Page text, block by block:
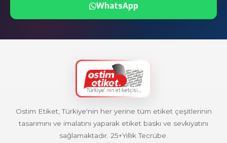
WhatsApp
Ostim Etiket, Türkiye'nin her yerine tüm etiket çeşitlerinin
tasarımını ve imalatını yaparak etiket baskı ve sevkiyatını
sağlamaktadır. 25+Yıllık Tecrübe.